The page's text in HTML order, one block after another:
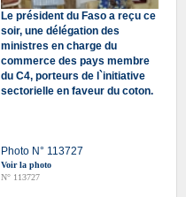
Le président du Faso a reçu ce
soir, une délégation des
ministres en charge du
commerce des pays membre
du C4, porteurs de l`initiative
sectorielle en faveur du coton.
Photo N° 113727
Voir la photo
N° 113727